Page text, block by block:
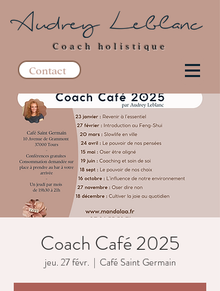
Coach holistique
Contact
Coach Café 2025
jeu. 27 févr.
  |
Café Saint Germain